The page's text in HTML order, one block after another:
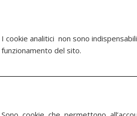
I cookie analitici non sono
funzionamento del sito.